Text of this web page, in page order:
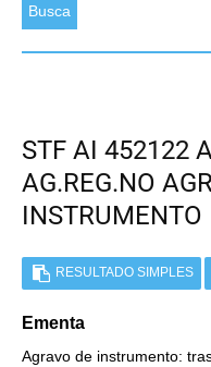
Busca
STF AI 452122
AG.REG.NO
INSTRUMENTO
RESULTADO SIMPLES
Ementa
Agravo de instrumento: